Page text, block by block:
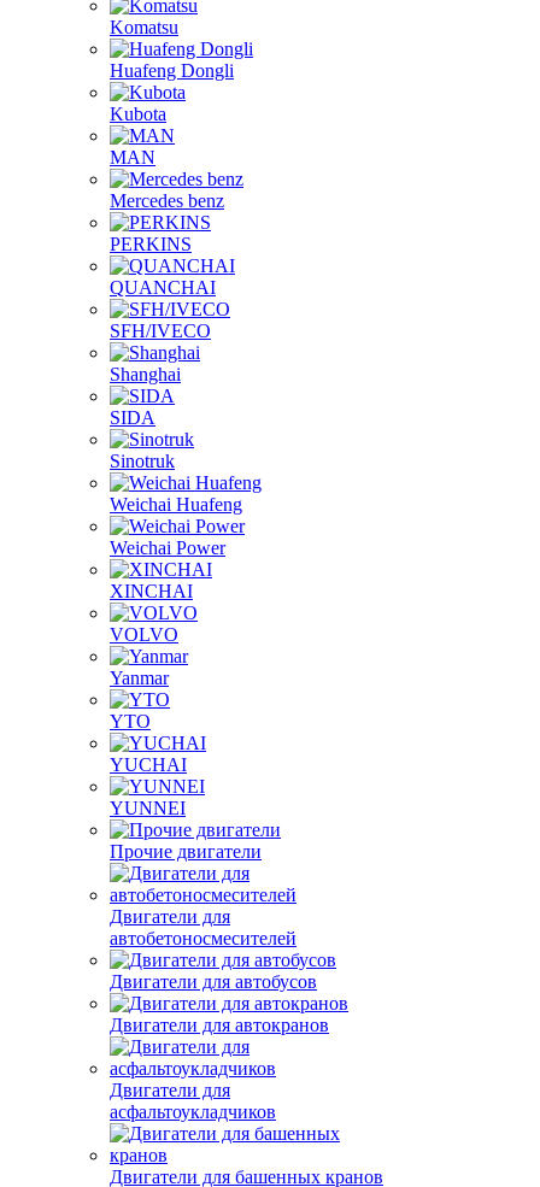
Komatsu
Huafeng Dongli
Kubota
MAN
Mercedes benz
PERKINS
QUANCHAI
SFH/IVECO
Shanghai
SIDA
Sinotruk
Weichai Huafeng
Weichai Power
XINCHAI
VOLVO
Yanmar
YTO
YUCHAI
YUNNEI
Прочие двигатели
Двигатели для
автобетоносмесителей
Двигатели для автобусов
Двигатели для автокранов
Двигатели для
асфальтоукладчиков
Двигатели для башенных кранов